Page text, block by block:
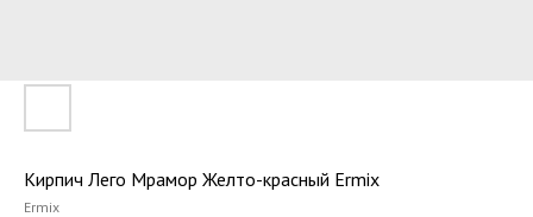
Кирпич Лего Мрамор Желто-красный Ermix
Ermix